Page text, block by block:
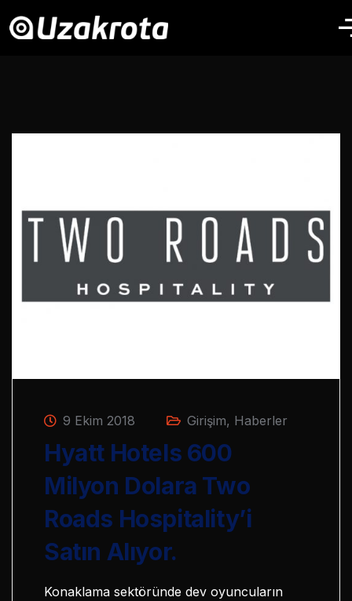
9 Ekim 2018 Girişim, Haberler
Hyatt Hotels 600
Milyon Dolara Two
Roads Hospitality’i
Satın Alıyor.
Konaklama sektöründe dev oyuncuların